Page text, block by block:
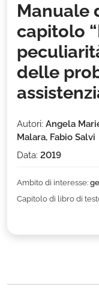
Manuale
capitolo
delle
Autori: Angela
Malara, Fabio Salvi
Data: 2019
Ambito di interesse:
Capitolo di libro di